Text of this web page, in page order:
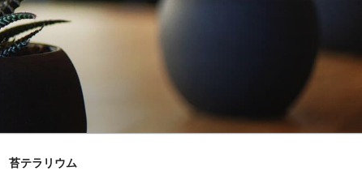
苔テラリウム